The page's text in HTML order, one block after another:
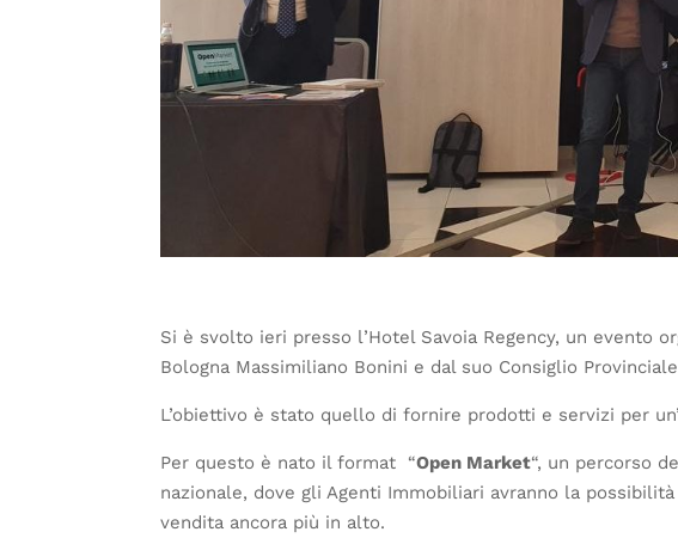
Si è svolto ieri presso l’Hotel Savoia Regency, un evento
Bologna Massimiliano Bonini e dal suo Consiglio
L’obiettivo è stato quello di fornire prodotti e servizi per
Per questo è nato il format “Open Market“, un percorso
nazionale, dove gli Agenti Immobiliari avranno la
vendita ancora più in alto.